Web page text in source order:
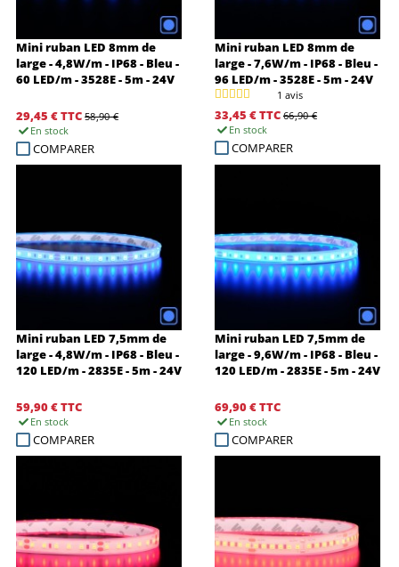
Mini ruban LED 8mm de
large - 4,8W/m - IP68 - Bleu -
60 LED/m - 3528E - 5m - 24V
29,45 €TTC 58,90 €
En stock
COMPARER
Mini ruban LED 8mm de
large - 7,6W/m - IP68 - Bleu -
96 LED/m - 3528E - 5m - 24V
1 avis
33,45 €TTC 66,90 €
En stock
COMPARER
Mini ruban LED 7,5mm de
large - 4,8W/m - IP68 - Bleu -
120 LED/m - 2835E - 5m - 24V
59,90 €TTC
En stock
COMPARER
Mini ruban LED 7,5mm de
large - 9,6W/m - IP68 - Bleu -
120 LED/m - 2835E - 5m - 24V
69,90 €TTC
En stock
COMPARER